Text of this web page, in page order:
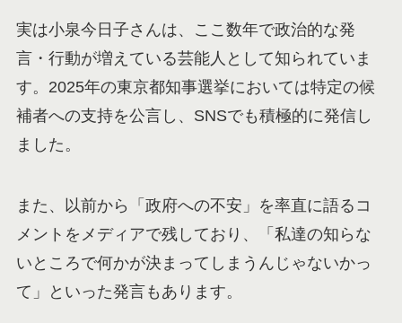
実は小泉今日子さんは、ここ数年で政治的な発
言・行動が増えている芸能人として知られていま
す。2025年の東京都知事選挙においては特定の候
補者への支持を公言し、SNSでも積極的に発信し
ました。
また、以前から「政府への不安」を率直に語るコ
メントをメディアで残しており、「私達の知らな
いところで何かが決まってしまうんじゃないかっ
て」といった発言もあります。